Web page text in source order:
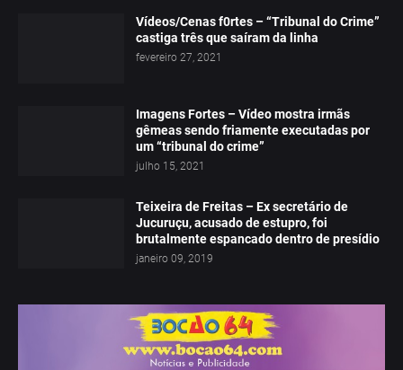
Vídeos/Cenas f0rtes – “Tribunal do Crime”
castiga três que saíram da linha
fevereiro 27, 2021
Imagens Fortes – Vídeo mostra irmãs
gêmeas sendo friamente executadas por
um “tribunal do crime”
julho 15, 2021
Teixeira de Freitas – Ex secretário de
Jucuruçu, acusado de estupro, foi
brutalmente espancado dentro de presídio
janeiro 09, 2019